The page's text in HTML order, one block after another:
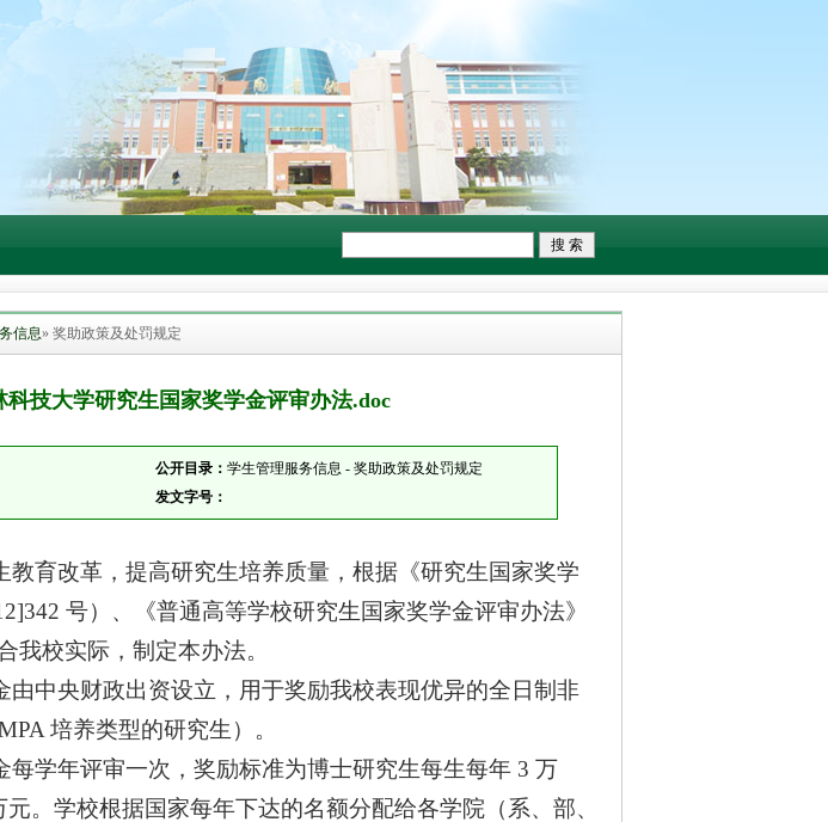
信息» 奖助政策及处罚规定
科技大学研究生国家奖学金评审办法.doc
公开目录： 学生管理服务信息 - 奖助政策及处罚规定
发文字号：
教育改革，提高研究生培养质量，根据《研究生国家奖学
号）、《普通高等学校研究生国家奖学金评审办法》
我校实际，制定本办法。
由中央财政出资设立，用于奖励我校表现优异的全日制非
培养类型的研究生）。
每学年评审一次，奖励标准为博士研究生每生每年 3 万
。学校根据国家每年下达的名额分配给各学院（系、部、